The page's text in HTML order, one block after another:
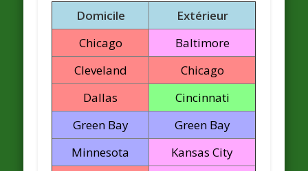
Domicile
Extérieur
Chicago
Baltimore
Cleveland
Chicago
Dallas
Cincinnati
Green Bay
Green Bay
Minnesota
Kansas City